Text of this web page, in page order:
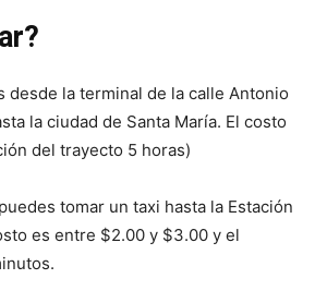
desde la terminal de la calle Antonio
la ciudad de Santa María. El costo
del trayecto 5 horas)
tomar un taxi hasta la Estación
es entre $2.00 y $3.00 y el